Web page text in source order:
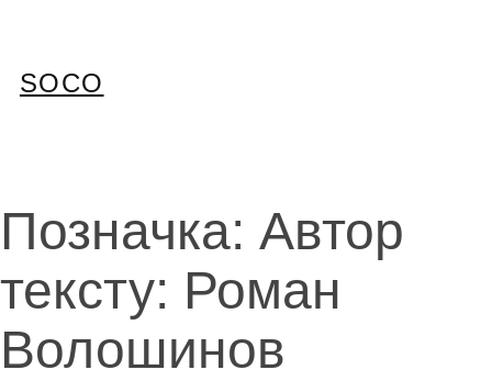
SOCO
Позначка: Автор
тексту: Роман
Волошинов